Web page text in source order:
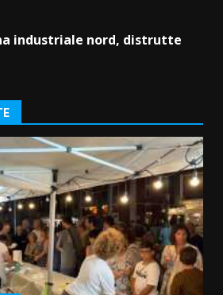
industriale nord, distrutte